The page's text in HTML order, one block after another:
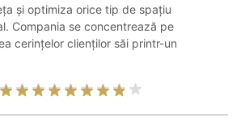
și optimiza orice tip de spațiu
Compania se concentrează pe
cerințelor clienților săi printr-un